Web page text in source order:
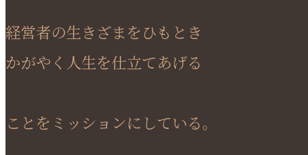
経営者の生きざまをひもとき
かがやく人生を仕立てあげる
ことをミッションにしている。